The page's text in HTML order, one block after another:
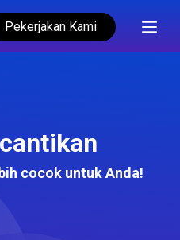
Pekerjakan Kami
cocok untuk Anda!